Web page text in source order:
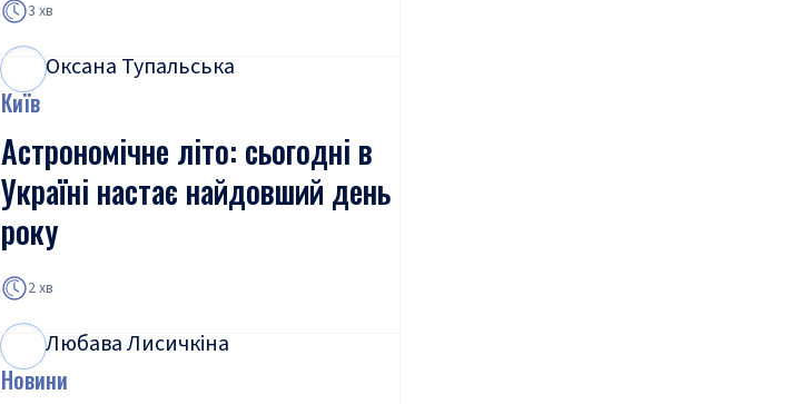
3 хв
Оксана Тупальська
Київ
Астрономічне літо: сьогодні в
Україні настає найдовший день
року
2 хв
Любава Лисичкіна
Новини